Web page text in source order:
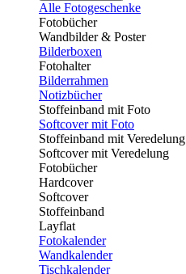
Alle Fotogeschenke
Fotobücher
Wandbilder & Poster
Bilderboxen
Fotohalter
Bilderrahmen
Notizbücher
Stoffeinband mit Foto
Softcover mit Foto
Stoffeinband mit Veredelung
Softcover mit Veredelung
Fotobücher
Hardcover
Softcover
Stoffeinband
Layflat
Fotokalender
Wandkalender
Tischkalender